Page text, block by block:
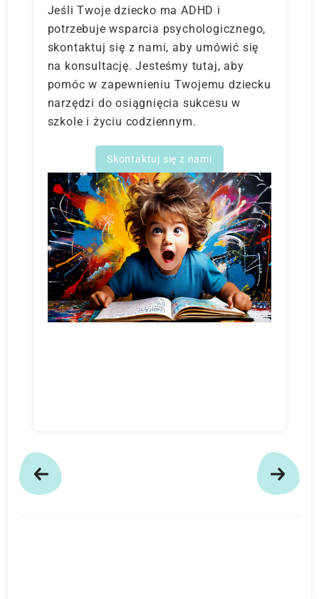
Jeśli Twoje dziecko ma ADHD i
potrzebuje wsparcia psychologicznego,
skontaktuj się z nami, aby umówić się
na konsultację. Jesteśmy tutaj, aby
pomóc w zapewnieniu Twojemu dziecku
narzędzi do osiągnięcia sukcesu w
szkole i życiu codziennym.
Skontaktuj się z nami